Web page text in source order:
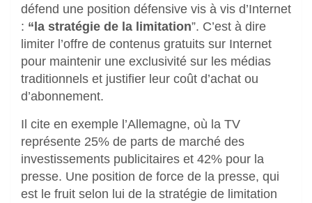
défend une position défensive vis à vis d’Internet
: “la stratégie de la limitation”. C’est à dire
limiter l’offre de contenus gratuits sur Internet
pour maintenir une exclusivité sur les médias
traditionnels et justifier leur coût d’achat ou
d’abonnement.
Il cite en exemple l’Allemagne, où la TV
représente 25% de parts de marché des
investissements publicitaires et 42% pour la
presse. Une position de force de la presse, qui
est le fruit selon lui de la stratégie de limitation